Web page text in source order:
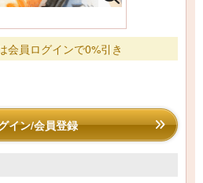
会員ログインで0%引き
イン/会員登録